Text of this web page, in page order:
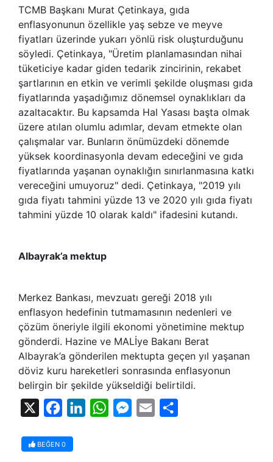
TCMB Başkanı Murat Çetinkaya, gıda
enflasyonunun özellikle yaş sebze ve meyve
fiyatları üzerinde yukarı yönlü risk oluşturduğunu
söyledi. Çetinkaya, "Üretim planlamasından nihai
tüketiciye kadar giden tedarik zincirinin, rekabet
şartlarının en etkin ve verimli şekilde oluşması gıda
fiyatlarında yaşadığımız dönemsel oynaklıkları da
azaltacaktır. Bu kapsamda Hal Yasası başta olmak
üzere atılan olumlu adımlar, devam etmekte olan
çalışmalar var. Bunların önümüzdeki dönemde
yüksek koordinasyonla devam edeceğini ve gıda
fiyatlarında yaşanan oynaklığın sınırlanmasına katkı
vereceğini umuyoruz" dedi. Çetinkaya, "2019 yılı
gıda fiyatı tahmini yüzde 13 ve 2020 yılı gıda fiyatı
tahmini yüzde 10 olarak kaldı" ifadesini kutandı.
Albayrak’a mektup
Merkez Bankası, mevzuatı gereği 2018 yılı
enflasyon hedefinin tutmamasının nedenleri ve
çözüm öneriyle ilgili ekonomi yönetimine mektup
gönderdi. Hazine ve MALİye Bakanı Berat
Albayrak’a gönderilen mektupta geçen yıl yaşanan
döviz kuru hareketleri sonrasında enflasyonun
belirgin bir şekilde yükseldiği belirtildi.
FacebookLinkedInWhatsAppMessenger
Email
BEĞEN 0